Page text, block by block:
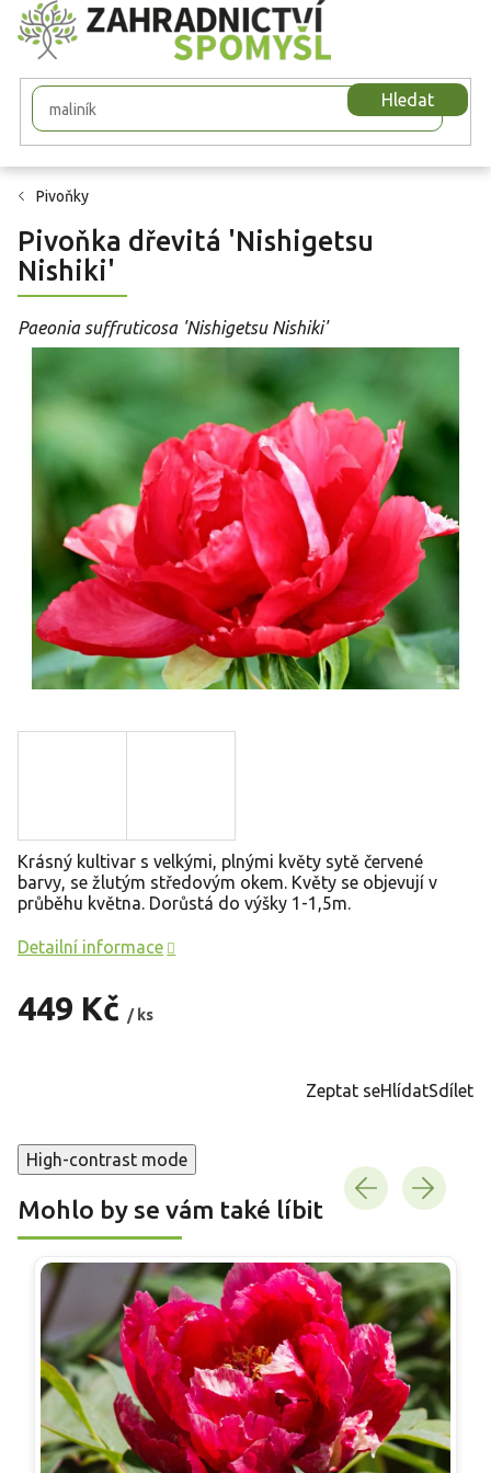
Přejít
na
obsah
Hledat
Pivoňky
Pivoňka dřevitá 'Nishigetsu
Nishiki'
Paeonia suffruticosa 'Nishigetsu Nishiki'
449 Kč / ks
Krásný kultivar s velkými, plnými květy sytě červené
barvy, se žlutým středovým okem. Květy se objevují v
průběhu května. Dorůstá do výšky 1-1,5m.
Detailní informace
Zeptat seHlídatSdílet
High-contrast mode
Mohlo by se vám také líbit